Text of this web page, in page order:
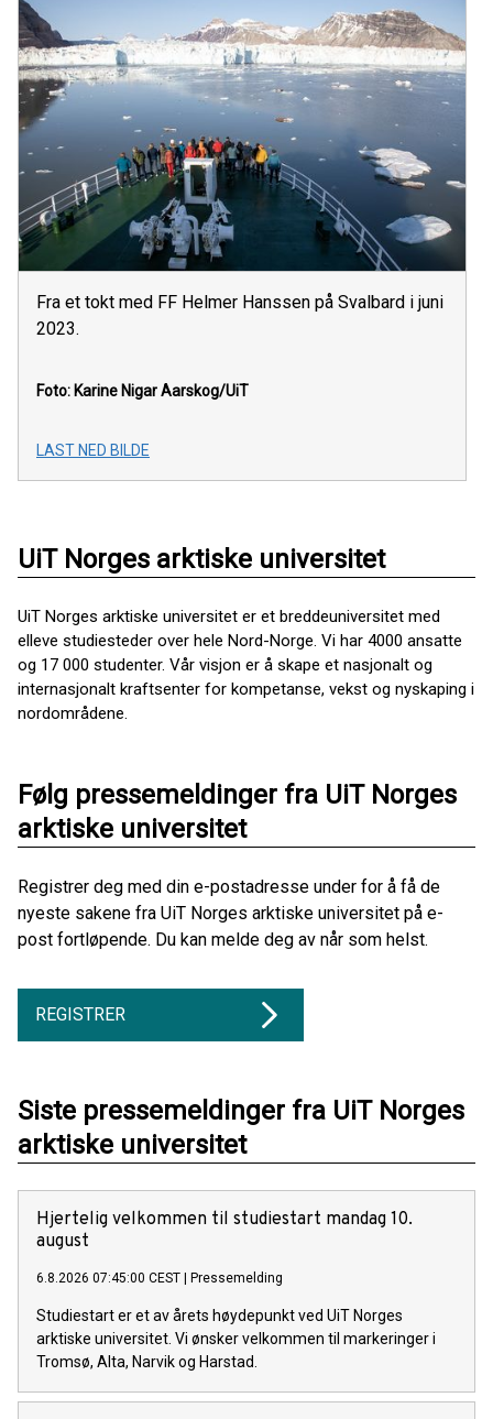
Fra et tokt med FF Helmer Hanssen på Svalbard i juni
2023.
Foto: Karine Nigar Aarskog/UiT
LAST NED BILDE
UiT Norges arktiske universitet
UiT Norges arktiske universitet er et breddeuniversitet med
elleve studiesteder over hele Nord-Norge. Vi har 4000 ansatte
og 17 000 studenter. Vår visjon er å skape et nasjonalt og
internasjonalt kraftsenter for kompetanse, vekst og nyskaping i
nordområdene.
Følg pressemeldinger fra UiT Norges
arktiske universitet
Registrer deg med din e-postadresse under for å få de
nyeste sakene fra UiT Norges arktiske universitet på e-
post fortløpende. Du kan melde deg av når som helst.
REGISTRER
Siste pressemeldinger fra UiT Norges
arktiske universitet
Hjertelig velkommen til studiestart mandag 10.
august
6.8.2026 07:45:00 CEST Pressemelding
Studiestart er et av årets høydepunkt ved UiT Norges
arktiske universitet. Vi ønsker velkommen til markeringer i
Tromsø, Alta, Narvik og Harstad.